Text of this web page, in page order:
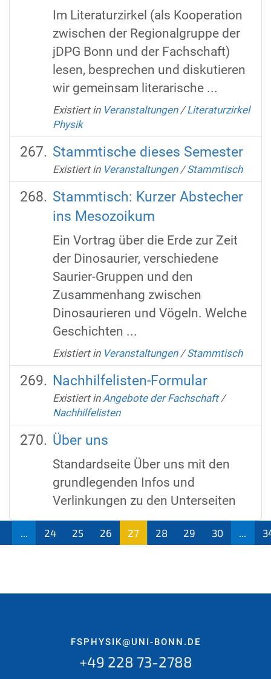
Im Literaturzirkel (als Kooperation
zwischen der Regionalgruppe der
jDPG Bonn und der Fachschaft)
lesen, besprechen und diskutieren
wir gemeinsam literarische ...
Existiert in Veranstaltungen /Literaturzirkel
Physik
Stammtische dieses Semester
Existiert in Veranstaltungen /Stammtisch
Stammtisch: Kurzer Abstecher
ins Mesozoikum
Ein Vortrag über die Erde zur Zeit
der Dinosaurier, verschiedene
Saurier-Gruppen und den
Zusammenhang zwischen
Dinosaurieren und Vögeln. Welche
Geschichten ...
Existiert in Veranstaltungen /Stammtisch
Nachhilfelisten-Formular
Existiert in Angebote der Fachschaft /
Nachhilfelisten
Über uns
Standardseite Über uns mit den
grundlegenden Infos und
Verlinkungen zu den Unterseiten
24 25 26
27
28 29 30
FSPHYSIK@UNI-BONN.DE
+49 228 73-2788